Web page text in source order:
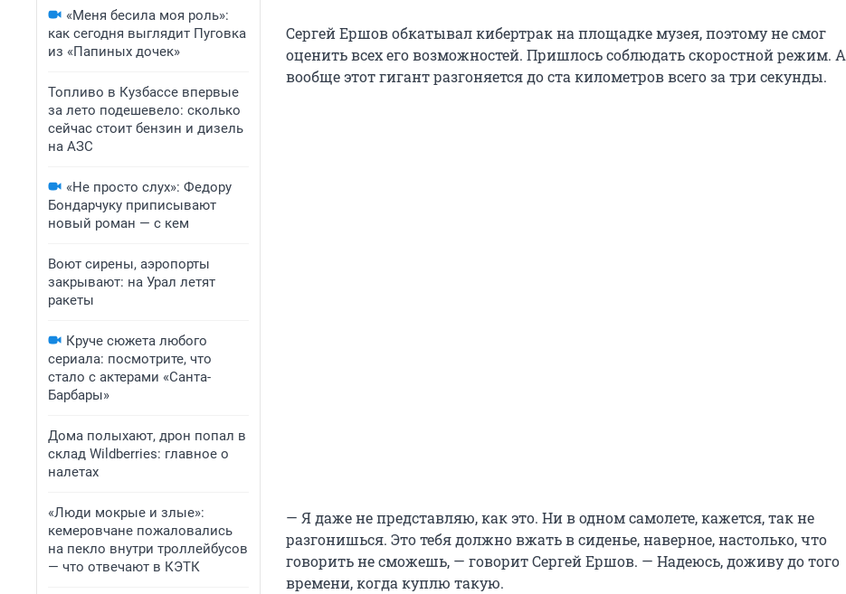
«Меня бесила моя роль»:
как сегодня выглядит Пуговка
из «Папиных дочек»
Топливо в Кузбассе впервые
за лето подешевело: сколько
сейчас стоит бензин и дизель
на АЗС
«Не просто слух»: Федору
Бондарчуку приписывают
новый роман — с кем
Воют сирены, аэропорты
закрывают: на Урал летят
ракеты
Круче сюжета любого
сериала: посмотрите, что
стало с актерами «Санта-
Барбары»
Дома полыхают, дрон попал в
склад Wildberries: главное о
налетах
«Люди мокрые и злые»:
кемеровчане пожаловались
на пекло внутри троллейбусов
— что отвечают в КЭТК
Сергей Ершов обкатывал кибертрак на площадке музея, поэтому не смог
оценить всех его возможностей. Пришлось соблюдать скоростной режим. А
вообще этот гигант разгоняется до ста километров всего за три секунды.
— Я даже не представляю, как это. Ни в одном самолете, кажется, так не
разгонишься. Это тебя должно вжать в сиденье, наверное, настолько, что
говорить не сможешь, — говорит Сергей Ершов. — Надеюсь, доживу до того
времени, когда куплю такую.